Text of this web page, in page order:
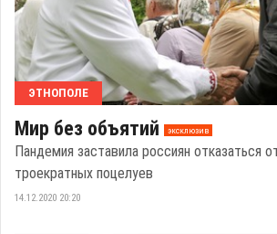
ЭТНОПОЛЕ
Мир без объятий эксклюзив
Пандемия заставила россиян отказаться
троекратных поцелуев
14.12.2020 20:20